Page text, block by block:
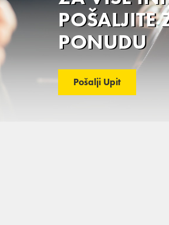
POŠALJITE
PONUDU
Pošalji Upit